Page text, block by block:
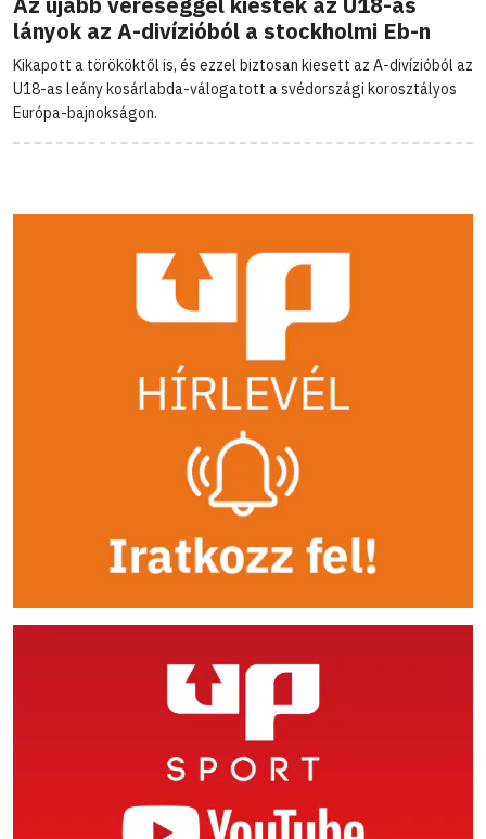
lányok az A-divízióból a stockholmi Eb-n
Kikapott a törököktől is, és ezzel biztosan kiesett az A-divízióból az
U18-as leány kosárlabda-válogatott a svédországi korosztályos
Európa-bajnokságon.